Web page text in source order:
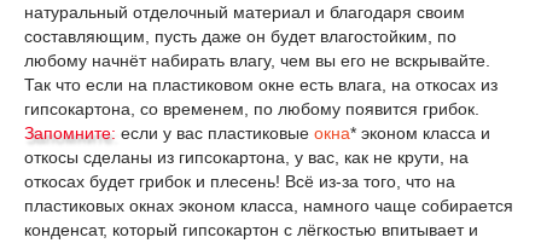
натуральный отделочный материал и благодаря своим
составляющим, пусть даже он будет влагостойким, по
любому начнёт набирать влагу, чем вы его не вскрывайте.
Так что если на пластиковом окне есть влага, на откосах из
гипсокартона, со временем, по любому появится грибок.
Запомните: если у вас пластиковые окна* эконом класса и
откосы сделаны из гипсокартона, у вас, как не крути, на
откосах будет грибок и плесень! Всё из-за того, что на
пластиковых окнах эконом класса, намного чаще собирается
конденсат, который гипсокартон с лёгкостью впитывает и